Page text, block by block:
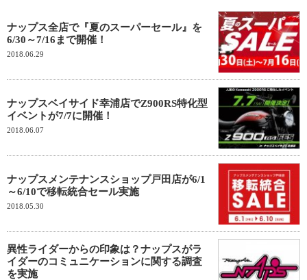
ナップス全店で『夏のスーパーセール』を
6/30～7/16まで開催！
2018.06.29
ナップスベイサイド幸浦店でZ900RS特化型
イベントが7/7に開催！
2018.06.07
ナップスメンテナンスショップ戸田店が6/1
～6/10で移転統合セール実施
2018.05.30
異性ライダーからの印象は？ナップスがラ
イダーのコミュニケーションに関する調査
を実施